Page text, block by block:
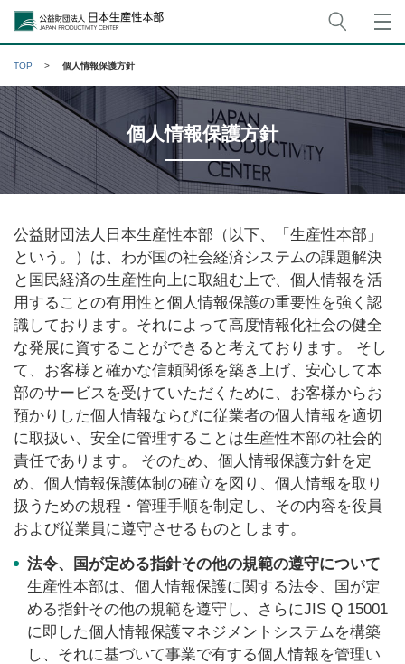
公益財団法人日本生産性本部
TOP 個人情報保護方針
個人情報保護方針
公益財団法人日本生産性本部（以下、「生産性本部」
という。）は、わが国の社会経済システムの課題解決
と国民経済の生産性向上に取組む上で、個人情報を活
用することの有用性と個人情報保護の重要性を強く認
識しております。それによって高度情報化社会の健全
な発展に資することができると考えております。 そし
て、お客様と確かな信頼関係を築き上げ、安心して本
部のサービスを受けていただくために、お客様からお
預かりした個人情報ならびに従業者の個人情報を適切
に取扱い、安全に管理することは生産性本部の社会的
責任であります。 そのため、個人情報保護方針を定
め、個人情報保護体制の確立を図り、個人情報を取り
扱うための規程・管理手順を制定し、その内容を役員
および従業員に遵守させるものとします。
法令、国が定める指針その他の規範の遵守について
生産性本部は、個人情報保護に関する法令、国が定
める指針その他の規範を遵守し、さらにJIS Q 15001
に即した個人情報保護マネジメントシステムを構築
し、それに基づいて事業で有する個人情報を管理い